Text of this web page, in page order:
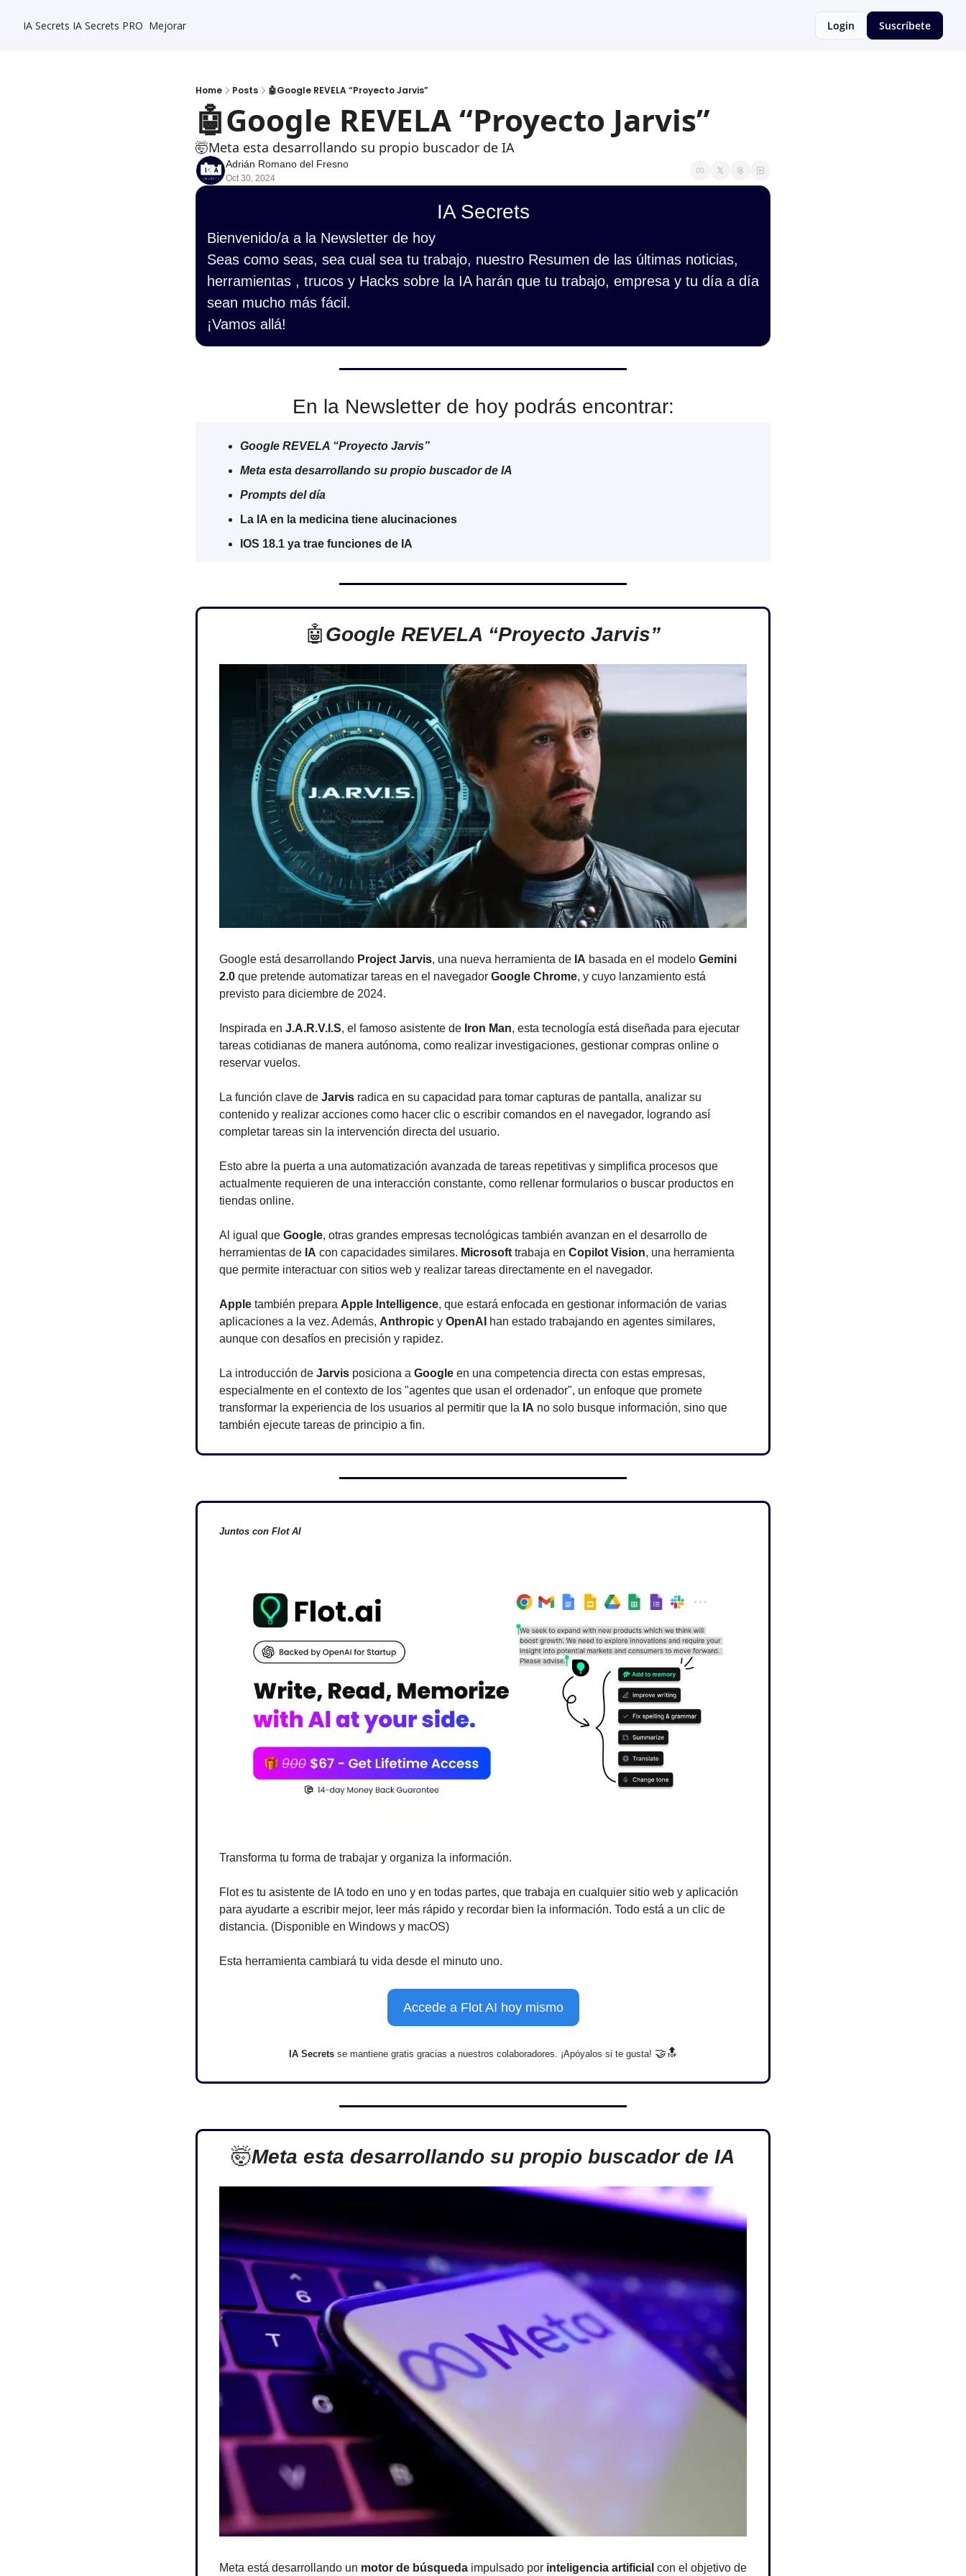
IA Secrets IA Secrets PRO Mejorar Login Suscríbete
Home Posts 🤖Google REVELA “Proyecto Jarvis”
🤖Google REVELA “Proyecto Jarvis”
🤯Meta esta desarrollando su propio buscador de IA
Adrián Romano del Fresno
Oct 30, 2024
IA Secrets
Bienvenido/a a la Newsletter de hoy
Seas como seas, sea cual sea tu trabajo, nuestro Resumen de las últimas noticias,
herramientas , trucos y Hacks sobre la IA harán que tu trabajo, empresa y tu día a día
sean mucho más fácil.
¡Vamos allá!
En la Newsletter de hoy podrás encontrar:
Google REVELA “Proyecto Jarvis”
Meta esta desarrollando su propio buscador de IA
Prompts del día
La IA en la medicina tiene alucinaciones
IOS 18.1 ya trae funciones de IA
🤖Google REVELA “Proyecto Jarvis”
Google está desarrollando Project Jarvis, una nueva herramienta de IA basada en el modelo Gemini
2.0 que pretende automatizar tareas en el navegador Google Chrome, y cuyo lanzamiento está
previsto para diciembre de 2024.
Inspirada en J.A.R.V.I.S, el famoso asistente de Iron Man, esta tecnología está diseñada para ejecutar
tareas cotidianas de manera autónoma, como realizar investigaciones, gestionar compras online o
reservar vuelos.
La función clave de Jarvis radica en su capacidad para tomar capturas de pantalla, analizar su
contenido y realizar acciones como hacer clic o escribir comandos en el navegador, logrando así
completar tareas sin la intervención directa del usuario.
Esto abre la puerta a una automatización avanzada de tareas repetitivas y simplifica procesos que
actualmente requieren de una interacción constante, como rellenar formularios o buscar productos en
tiendas online.
Al igual que Google, otras grandes empresas tecnológicas también avanzan en el desarrollo de
herramientas de IA con capacidades similares. Microsoft trabaja en Copilot Vision, una herramienta
que permite interactuar con sitios web y realizar tareas directamente en el navegador.
Apple también prepara Apple Intelligence, que estará enfocada en gestionar información de varias
aplicaciones a la vez. Además, Anthropic y OpenAI
han estado trabajando en agentes similares,
aunque con desafíos en precisión y rapidez.
La introducción de Jarvis posiciona a Google en una competencia directa con estas empresas,
especialmente en el contexto de los "agentes que usan el ordenador", un enfoque que promete
transformar la experiencia de los usuarios al permitir que la IA no solo busque información, sino que
también ejecute tareas de principio a fin.
Juntos con Flot AI
Transforma tu forma de trabajar y organiza la información.
Flot es tu asistente de IA todo en uno y en todas partes, que trabaja en cualquier sitio web y aplicación
para ayudarte a escribir mejor, leer más rápido y recordar bien la información. Todo está a un clic de
distancia. (Disponible en Windows y macOS)
Esta herramienta cambiará tu vida desde el minuto uno.
Accede a Flot AI hoy mismo
IA Secrets se mantiene gratis gracias a nuestros colaboradores. ¡Apóyalos si te gusta! 🤝🔝
🤯Meta esta desarrollando su propio buscador de IA
Meta está desarrollando un motor de búsqueda impulsado por inteligencia artificial con el objetivo de